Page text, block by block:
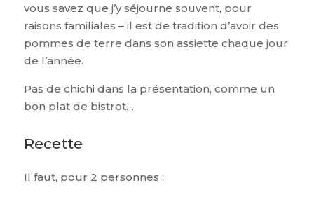
vous savez que j’y séjourne souvent, pour
raisons familiales – il est de tradition d’avoir des
pommes de terre dans son assiette chaque jour
de l’année.
Pas de chichi dans la présentation, comme un
bon plat de bistrot…
Recette
Il faut, pour 2 personnes :